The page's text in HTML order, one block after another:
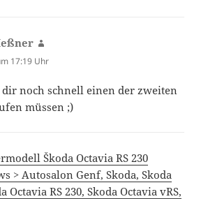
17:19 Uhr
noch schnell einen der zweiten
müssen ;)
Škoda Octavia RS 230
> Autosalon Genf, Skoda, Skoda
Octavia RS 230, Skoda Octavia vRS,